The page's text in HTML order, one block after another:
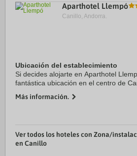
Aparthotel Llempó
Canillo, Andorra.
Ubicación del establecimiento
Si decides alojarte en Aparthotel
fantástica ubicación en el centro de
Caldea. Además, este apartotel se ...
Más información.
Ver todos los hoteles con Zona/
en Canillo